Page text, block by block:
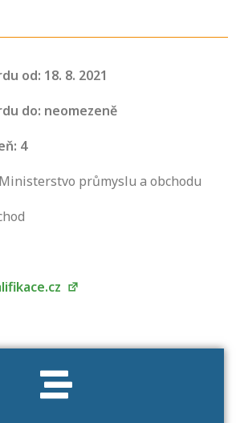
od: 18. 8. 2021
do: neomezeně
4
průmyslu a obchodu
musíte pro danou